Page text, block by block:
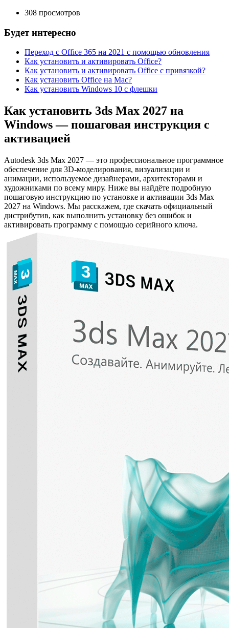
308 просмотров
Будет интересно
Переход с Office 365 на 2021 с помощью обновления
Как установить и активировать Office?
Как установить и активировать Office c привязкой?
Как установить Office на Mac?
Как установить Windows 10 с флешки
Как установить 3ds Max 2027 на
Windows — пошаговая инструкция с
активацией
Autodesk 3ds Max 2027 — это профессиональное программное
обеспечение для 3D-моделирования, визуализации и
анимации, используемое дизайнерами, архитекторами и
художниками по всему миру. Ниже вы найдёте подробную
пошаговую инструкцию по установке и активации 3ds Max
2027 на Windows. Мы расскажем, где скачать официальный
дистрибутив, как выполнить установку без ошибок и
активировать программу с помощью серийного ключа.